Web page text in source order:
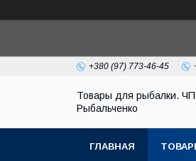
+380 (97) 773-46-45
Товары для рыбалки. ЧП
Рыбальченко
ГЛАВНАЯ